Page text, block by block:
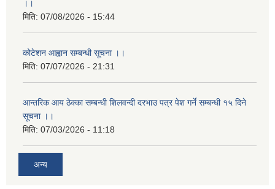
।।
मिति: 07/08/2026 - 15:44
कोटेशन आह्वान सम्बन्धी सूचना ।।
मिति: 07/07/2026 - 21:31
आन्तरिक आय ठेक्का सम्बन्धी शिलवन्दी दरभाउ पत्र पेश गर्ने सम्बन्धी १५ दिने
सूचना ।।
मिति: 07/03/2026 - 11:18
अन्य